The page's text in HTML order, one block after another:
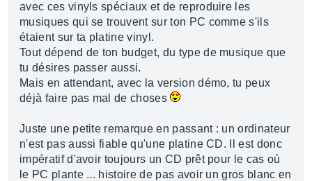
avec ces vinyls spéciaux et de reproduire les
musiques qui se trouvent sur ton PC comme s'ils
étaient sur ta platine vinyl.
Tout dépend de ton budget, du type de musique que
tu désires passer aussi.
Mais en attendant, avec la version démo, tu peux
déjà faire pas mal de choses
Juste une petite remarque en passant : un ordinateur
n'est pas aussi fiable qu'une platine CD. Il est donc
impératif d'avoir toujours un CD prêt pour le cas où
le PC plante ... histoire de pas avoir un gros blanc en